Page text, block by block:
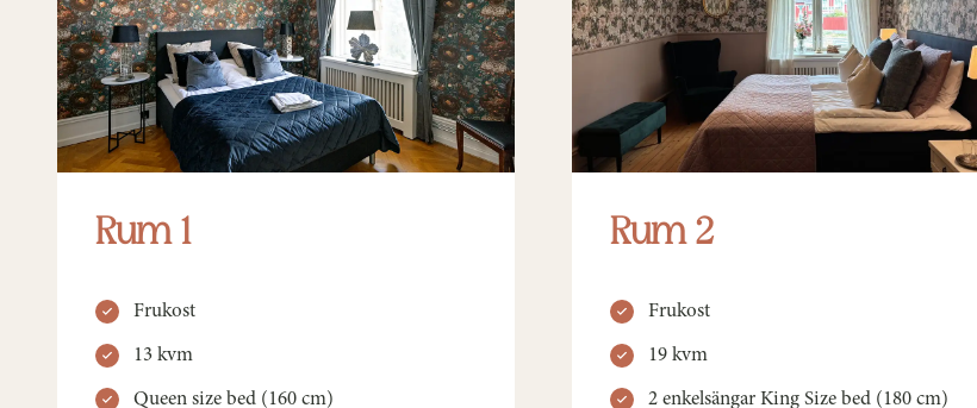
Rum 1
Frukost
13 kvm
Queen size bed (160 cm)
Rum 2
Frukost
19 kvm
2 enkelsängar King Size bed (180 cm)